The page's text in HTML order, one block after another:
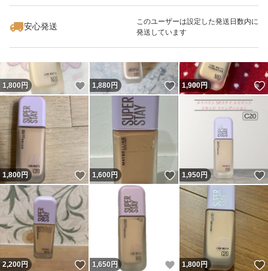
安心発送
このユーザーは設定した発送日数内に
発送しています
1,800 円 いいね！
1,880円 いいね！
1,900円
1,800円 いいね！
1,600円 いいね！
1,950円
2,200円 いいね！
1,650 円 いいね！
1,800円